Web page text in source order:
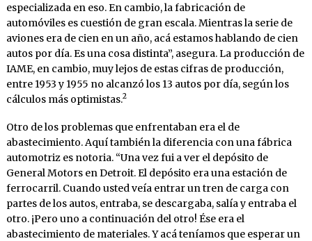
especializada en eso. En cambio, la fabricación de
automóviles es cuestión de gran escala. Mientras la serie de
aviones era de cien en un año, acá estamos hablando de cien
autos por día. Es una cosa distinta”, asegura. La producción de
IAME, en cambio, muy lejos de estas cifras de producción,
entre 1953 y 1955 no alcanzó los 13 autos por día, según los
cálculos más optimistas.2
Otro de los problemas que enfrentaban era el de
abastecimiento. Aquí también la diferencia con una fábrica
automotriz es notoria. “Una vez fui a ver el depósito de
General Motors en Detroit. El depósito era una estación de
ferrocarril. Cuando usted veía entrar un tren de carga con
partes de los autos, entraba, se descargaba, salía y entraba el
otro. ¡Pero uno a continuación del otro! Ése era el
abastecimiento de materiales. Y acá teníamos que esperar un